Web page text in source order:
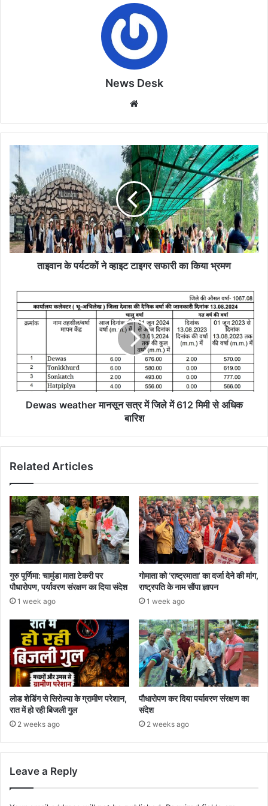
News Desk
ताइवान
पर्यटकों
ने
व्हाइट
टाइगर
सफारी
का
किया
ताइवान के पर्यटकों ने व्हाइट टाइगर सफारी का किया भ्रमण
Dewas
weather
जिले
मिमी
Dewas weather मानसून सत्र में जिले में 612 मिमी से अधिक
बारिश
Related Articles
गुरु पूर्णिमा: चामुंडा माता टेकरी पर
पौधारोपण, पर्यावरण संरक्षण का दिया संदेश
1 week ago
गोमाता को ‘राष्ट्रमाता’ का दर्जा देने की मांग,
राष्ट्रपति के नाम सौंपा ज्ञापन
1 week ago
लोड शेडिंग से सिरोल्या के ग्रामीण परेशान,
रात में हो रही बिजली गुल
2 weeks ago
पौधारोपण कर दिया पर्यावरण संरक्षण का
संदेश
2 weeks ago
Leave a Reply